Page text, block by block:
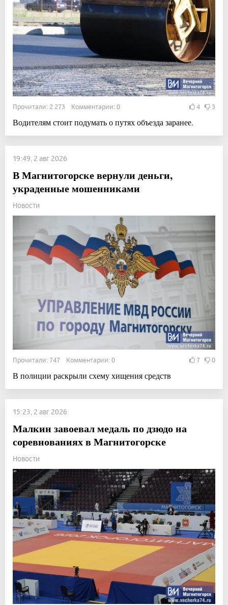
Прочитали: 2 273 Комментарии: 0 4 3
Водителям стоит подумать о путях объезда заранее.
19:49, 2 авг 2026
В Магнитогорске вернули деньги,
украденные мошенниками
Новости
Прочитали: 747 Комментарии: 0 7 0
В полиции раскрыли схему хищения средств
15:23, 2 авг 2026
Малкин завоевал медаль по дзюдо на
соревнованиях в Магнитогорске
Новости